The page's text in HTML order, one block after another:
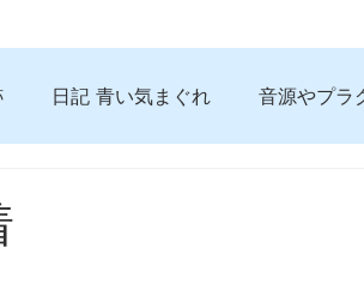
日記 青い気まぐれ 音源やプラ
しい記事